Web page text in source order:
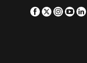
Facebook
Twitter